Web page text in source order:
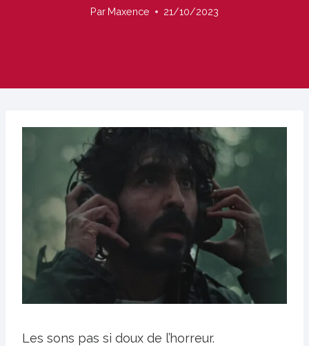
Par Maxence 21/10/2023
Les sons pas si doux de l’horreur.